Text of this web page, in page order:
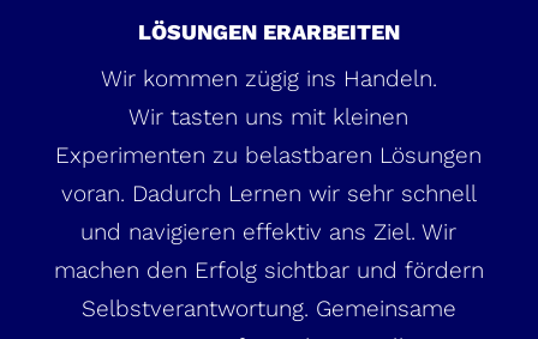
LÖSUNGEN ERARBEITEN
Wir kommen zügig ins Handeln.
Wir tasten uns mit kleinen
Experimenten zu belastbaren Lösungen
voran. Dadurch Lernen wir sehr schnell
und navigieren effektiv ans Ziel. Wir
machen den Erfolg sichtbar und fördern
Selbstverantwortung. Gemeinsame